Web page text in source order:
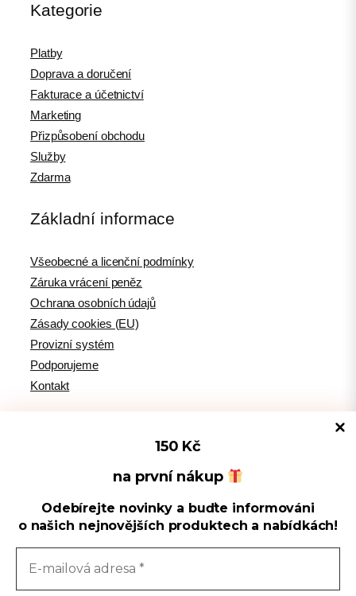
Spravovat souhlas s cookies
Používáme cookies k optimalizaci našich webových stránek a našich
služeb.
150 Kč
na první nákup
Odebírejte novinky a buďte informováni
o našich nejnovějších produktech a nabídkách!
Kategorie
Platby
Doprava a doručení
Fakturace a účetnictví
Marketing
Přizpůsobení obchodu
Služby
Zdarma
Základní informace
Všeobecné a licenční podmínky
Záruka vrácení peněz
Ochrana osobních údajů
Zásady cookies (EU)
Provizní systém
Podporujeme
Kontakt
Tipy pro WordPress
WPlama.cz: WordPress návody